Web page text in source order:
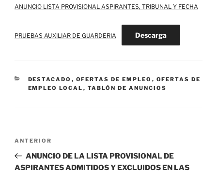
ANUNCIO LISTA PROVISIONAL ASPIRANTES, TRIBUNAL Y FECHA
PRUEBAS AUXILIAR DE GUARDERIA Descarga
CATEGORÍAS
DESTACADO , OFERTAS DE EMPLEO , OFERTAS DE
EMPLEO LOCAL , TABLÓN DE ANUNCIOS
Navegación
entradas
Entrada
anterior:
ANTERIOR
ANUNCIO DE LA LISTA PROVISIONAL DE
ASPIRANTES ADMITIDOS Y EXCLUIDOS EN LAS